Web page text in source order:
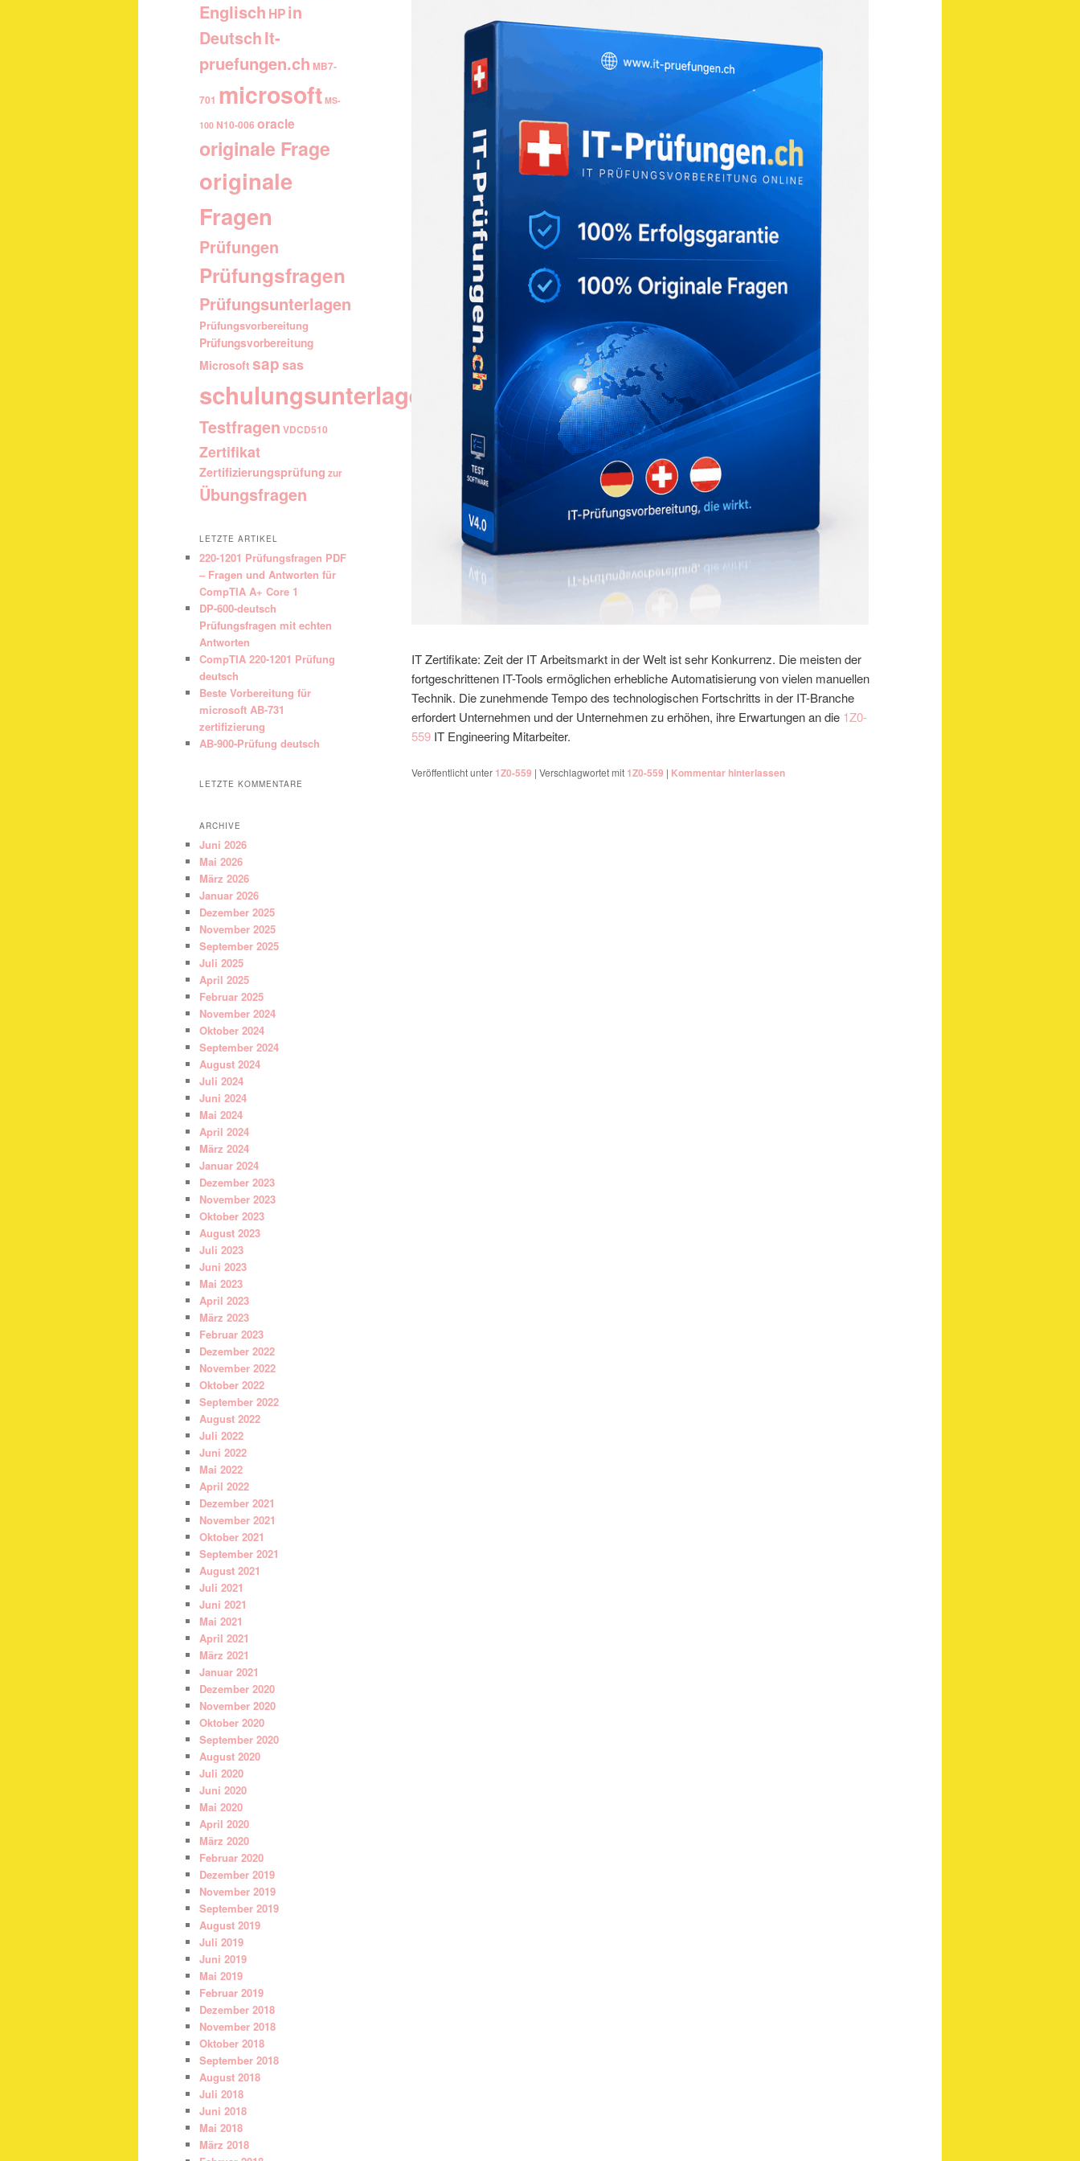
IT Zertifikate: Zeit der IT Arbeitsmarkt in der Welt ist sehr Konkurrenz. Die meisten der
fortgeschrittenen IT-Tools ermöglichen erhebliche Automatisierung von vielen manuellen
Technik. Die zunehmende Tempo des technologischen Fortschritts in der IT-Branche
erfordert Unternehmen und der Unternehmen zu erhöhen, ihre Erwartungen an die 1Z0-
559 IT Engineering Mitarbeiter.
Veröffentlicht unter 1Z0-559 | Verschlagwortet mit 1Z0-559 | Kommentar hinterlassen
Englisch HPin
DeutschIt-
pruefungen.ch MB7-
701 microsoft MS-
100 N10-006 oracle
originale Frage
originale
Fragen
Prüfungen
Prüfungsfragen
Prüfungsunterlagen
Prüfungsvorbereitung
Prüfungsvorbereitung
Microsoft sapsas
schulungsunterlagen
Testfragen VDCD510
Zertifikat
Zertifizierungsprüfung zur
Übungsfragen
LETZTE ARTIKEL
220-1201 Prüfungsfragen PDF
– Fragen und Antworten für
CompTIA A+ Core 1
DP-600-deutsch
Prüfungsfragen mit echten
Antworten
CompTIA 220-1201 Prüfung
deutsch
Beste Vorbereitung für
microsoft AB-731
zertifizierung
AB-900-Prüfung deutsch
LETZTE KOMMENTARE
ARCHIVE
Juni 2026
Mai 2026
März 2026
Januar 2026
Dezember 2025
November 2025
September 2025
Juli 2025
April 2025
Februar 2025
November 2024
Oktober 2024
September 2024
August 2024
Juli 2024
Juni 2024
Mai 2024
April 2024
März 2024
Januar 2024
Dezember 2023
November 2023
Oktober 2023
August 2023
Juli 2023
Juni 2023
Mai 2023
April 2023
März 2023
Februar 2023
Dezember 2022
November 2022
Oktober 2022
September 2022
August 2022
Juli 2022
Juni 2022
Mai 2022
April 2022
Dezember 2021
November 2021
Oktober 2021
September 2021
August 2021
Juli 2021
Juni 2021
Mai 2021
April 2021
März 2021
Januar 2021
Dezember 2020
November 2020
Oktober 2020
September 2020
August 2020
Juli 2020
Juni 2020
Mai 2020
April 2020
März 2020
Februar 2020
Dezember 2019
November 2019
September 2019
August 2019
Juli 2019
Juni 2019
Mai 2019
Februar 2019
Dezember 2018
November 2018
Oktober 2018
September 2018
August 2018
Juli 2018
Juni 2018
Mai 2018
März 2018